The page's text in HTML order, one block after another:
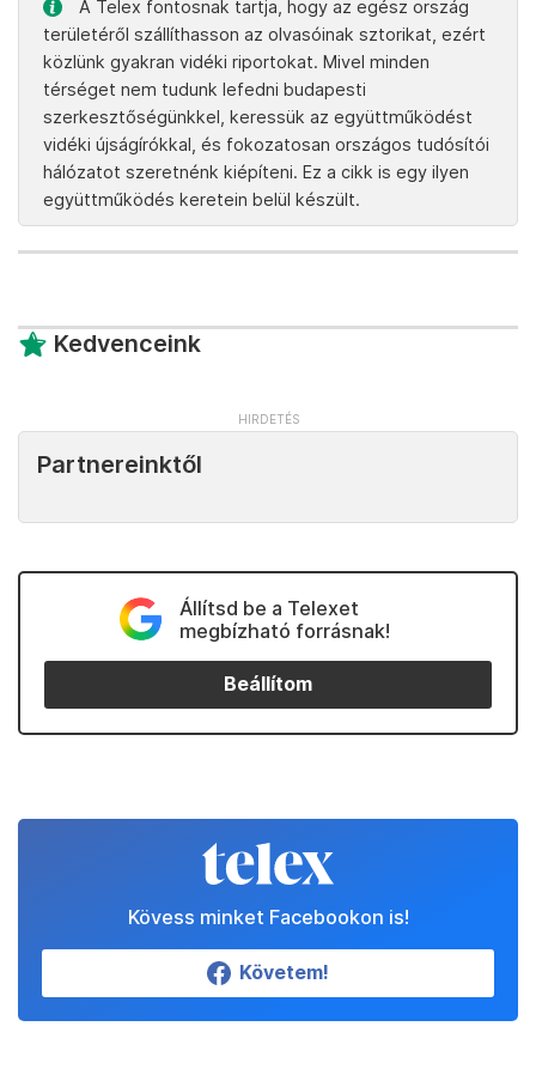
A Telex fontosnak tartja, hogy az egész ország
területéről szállíthasson az olvasóinak sztorikat, ezért
közlünk gyakran vidéki riportokat. Mivel minden
térséget nem tudunk lefedni budapesti
szerkesztőségünkkel, keressük az együttműködést
vidéki újságírókkal, és fokozatosan országos tudósítói
hálózatot szeretnénk kiépíteni. Ez a cikk is egy ilyen
együttműködés keretein belül készült.
Kedvenceink
Partnereinktől
Állítsd be a Telexet
megbízható forrásnak!
Beállítom
Kövess minket Facebookon is!
Követem!